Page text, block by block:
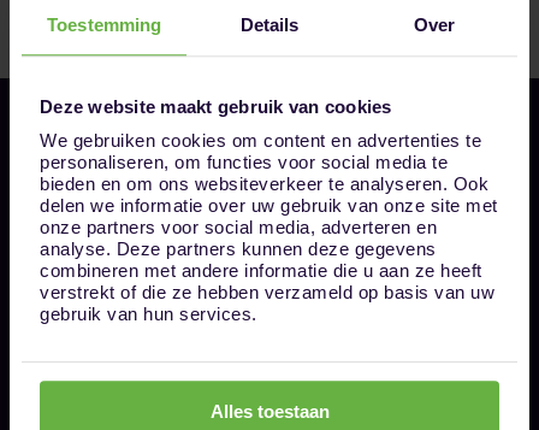
Toestemming Details Over
Deze website maakt gebruik van cookies
We gebruiken cookies om content en advertenties te
personaliseren, om functies voor social media te
bieden en om ons websiteverkeer te analyseren. Ook
delen we informatie over uw gebruik van onze site met
onze partners voor social media, adverteren en
analyse. Deze partners kunnen deze gegevens
combineren met andere informatie die u aan ze heeft
verstrekt of die ze hebben verzameld op basis van uw
gebruik van hun services.
Alles toestaan
Bel ons op 085 - 0161611
info@1box.nl
Volg ons
Onze opslaglocaties